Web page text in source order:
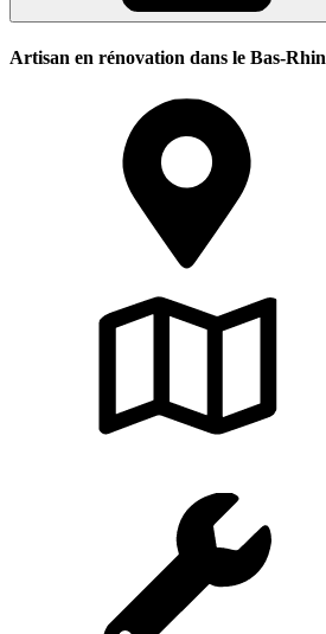
Artisan en rénovation dans le Bas-Rhin